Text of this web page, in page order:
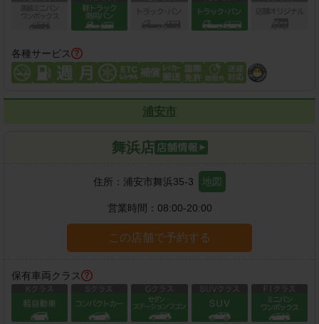
各種サービス
浦安市
舞浜店
住所： 浦安市舞浜35-3 地図
営業時間： 08:00-20:00
この店舗で予約する
保有車両クラス